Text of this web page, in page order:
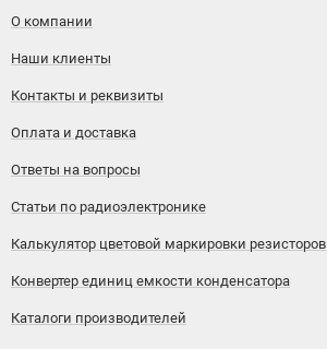
О компании
Наши клиенты
Контакты и реквизиты
Оплата и доставка
Ответы на вопросы
Статьи по радиоэлектронике
Калькулятор цветовой маркировки резисторов
Конвертер единиц емкости конденсатора
Каталоги производителей